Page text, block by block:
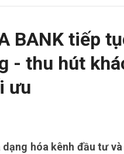
BANK tiếp
- thu hút
ưu
dạng hóa kênh đầu tư